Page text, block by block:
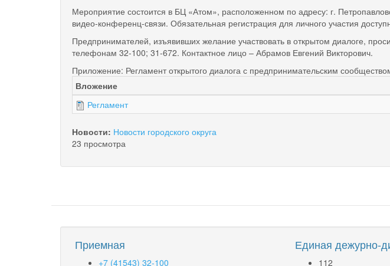
Мероприятие состоится в БЦ «Атом», расположенном по адресу: г.
видео-конференц-связи. Обязательная регистрация для личного участия
Предпринимателей, изъявивших желание участвовать в открытом диалоге,
телефонам 32-100; 31-672. Контактное лицо – Абрамов Евгений Викторович.
Приложение: Регламент открытого диалога с предпринимательским
Вложение
Регламент
Новости: Новости городского округа
23 просмотра
Приемная
+7 (41543) 32-100
Единая дежурно-
112